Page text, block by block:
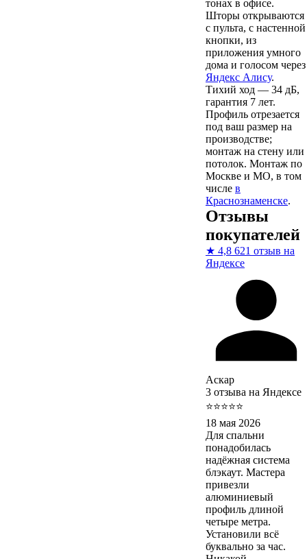
тонах в офисе.
Шторы открываются
с пульта, с настенной
кнопки, из
приложения умного
дома и голосом через
Яндекс Алису.
Тихий ход — 34 дБ,
гарантия 7 лет.
Профиль отрезается
под ваш размер на
производстве;
монтаж на стену или
потолок. Монтаж по
Москве и МО, в том
числе в
Краснознаменске.
Отзывы
покупателей
★ 4,8 621 отзыв на
Яндексе
Аскар
3 отзыва на Яндексе
⭐⭐⭐⭐⭐
18 мая 2026
Для спальни
понадобилась
надёжная система
блэкаут. Мастера
привезли
алюминиевый
профиль длиной
четыре метра.
Установили всё
буквально за час.